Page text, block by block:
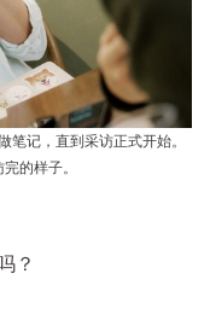
笔记，直到采访正式开始。
的样子。
？